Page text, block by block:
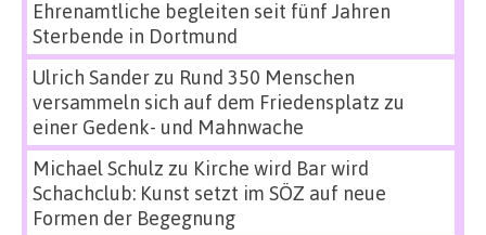
Ehrenamtliche begleiten seit fünf Jahren
Sterbende in Dortmund
Ulrich Sanderzu Rund 350 Menschen
versammeln sich auf dem Friedensplatz zu
einer Gedenk- und Mahnwache
Michael Schulz zu Kirche wird Bar wird
Schachclub: Kunst setzt im SÖZ auf neue
Formen der Begegnung